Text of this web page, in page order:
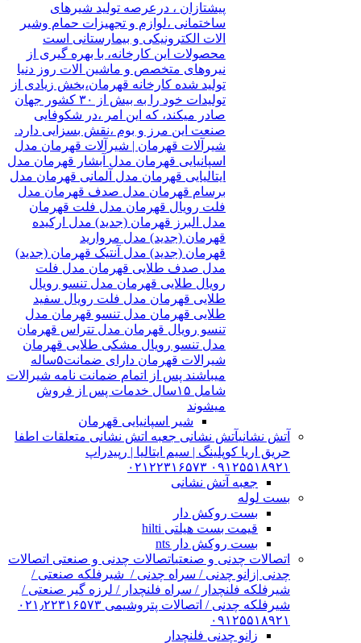
پیشتازان ، درعرصه تولید شیرهای
ساختمانی ،لوازم و تجهیزات حمام وشیر
الات الکترونیکی و بیمارستانی است
محصولات این کارخانه، با بهره گیری از
نیروهای متخصص و ماشین الات روز دنیا
تولید شده کارخانه قهرمان،بخش زیادی از
تولیدات خود را به بیش از ۳۰ کشور جهان
صادر میکند، که این امر ،در شکوفایی
صنعت این مرز و بوم ،نقش بسزایی دارد.
شیرآلات قهرمان | شیرآلات قهرمان مدل
اسپانیایی قهرمان مدل آبشار قهرمان مدل
ایتالیایی قهرمان مدل آلمانی قهرمان مدل
برسام قهرمان مدل صدف قهرمان مدل
فلت رویال قهرمان مدل فلت قهرمان
مدل البرز قهرمان (جدید) مدل ارکیده
قهرمان (جدید) مدل مروارید
قهرمان (جدید) مدل آنتیک قهرمان (جدید)
مدل صدف طلایی قهرمان مدل فلت
رویال طلایی قهرمان مدل تنسو رویال
طلایی قهرمان مدل فلت رویال سفید
طلایی قهرمان مدل تنسو قهرمان مدل
تنسو رویال قهرمان مدل تتراس قهرمان
مدل تنسو رویال مشکی طلایی قهرمان
شیرالات قهرمان دارای ضمانت۵ساله
میباشند پس از اتمام ضمانت نامه شیرالات
شامل ۱۵سال خدمات پس از فروش
میشوند
شیر اسپانیایی قهرمان
آتش نشانیآتش نشانی جعبه اتش نشانی متعلقات اطفا
حریق اریا کوپلینگ | سیم ایتالیا | رپیدراپ
۰۹۱۲۵۵۱۸۹۲۱ ۰۲۱۲۲۳۱۶۵۷۳
جعبه آتش نشانی
بست لوله
بست روکش دار
قیمت بست هیلتی hilti
بست روکش دار nts
اتصالات چدنی و صنعتیاتصالات چدنی و صنعتی اتصالات
چدنی |زانو چدنی / سراه چدنی / شیرفلکه صنعتی /
شیرفلکه فلنچدار / سراه فلنچدار / لرزه گیر صنعتی /
شیرفلکه چدنی / اتصالات پتروشیمی ۰۲۱٫۲۲۳۱۶۵۷۳
۰۹۱۲۵۵۱۸۹۲۱
زانو چدنی فلنچدار